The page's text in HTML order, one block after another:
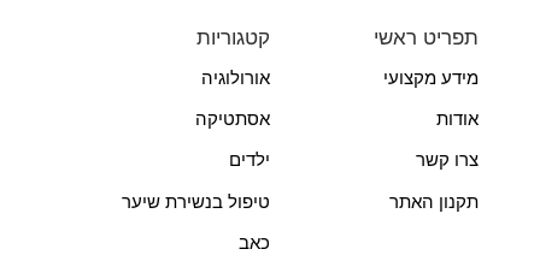
תפריט ראשי
מידע מקצועי
אודות
צרו קשר
תקנון האתר
קטגוריות
אורולוגיה
אסתטיקה
ילדים
טיפול בנשירת שיער
כאב